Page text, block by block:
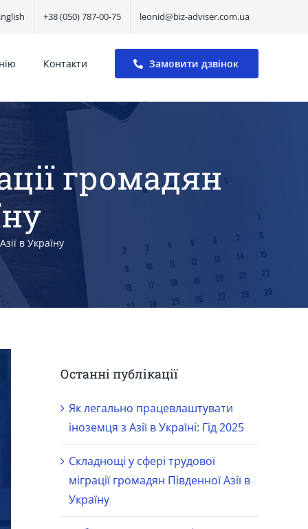
+38 (050) 787-00-75 leonid@biz-adviser.com.ua
Контакти Замовити дзвінок
громадян
в Україну
Останні публікації
Як легально працевлаштувати
іноземця з Азії в Україні: Гід 2025
Складнощі у сфері трудової
міграції громадян Південної Азії в
Україну